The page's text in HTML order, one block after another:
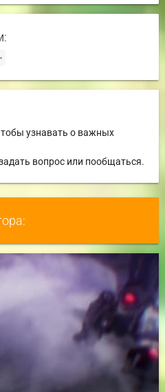
узнавать о важных
вопрос или пообщаться.